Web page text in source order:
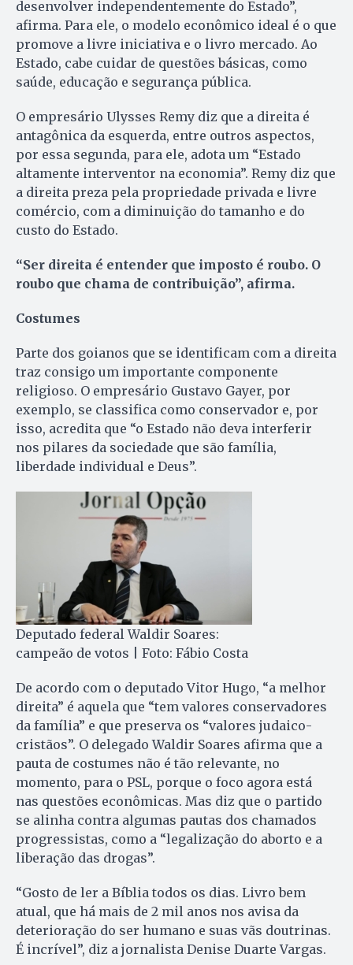
desenvolver independentemente do Estado”,
afirma. Para ele, o modelo econômico ideal é o que
promove a livre iniciativa e o livro mercado. Ao
Estado, cabe cuidar de questões básicas, como
saúde, educação e segurança pública.
O empresário Ulysses Remy diz que a direita é
antagônica da esquerda, entre outros aspectos,
por essa segunda, para ele, adota um “Estado
altamente interventor na economia”. Remy diz que
a direita preza pela propriedade privada e livre
comércio, com a diminuição do tamanho e do
custo do Estado.
“Ser direita é entender que imposto é roubo. O
roubo que chama de contribuição”, afirma.
Costumes
Parte dos goianos que se identificam com a direita
traz consigo um importante componente
religioso. O empresário Gustavo Gayer, por
exemplo, se classifica como conservador e, por
isso, acredita que “o Estado não deva interferir
nos pilares da sociedade que são família,
liberdade individual e Deus”.
Deputado federal Waldir Soares:
campeão de votos | Foto: Fábio Costa
De acordo com o deputado Vitor Hugo, “a melhor
direita” é aquela que “tem valores conservadores
da família” e que preserva os “valores judaico-
cristãos”. O delegado Waldir Soares afirma que a
pauta de costumes não é tão relevante, no
momento, para o PSL, porque o foco agora está
nas questões econômicas. Mas diz que o partido
se alinha contra algumas pautas dos chamados
progressistas, como a “legalização do aborto e a
liberação das drogas”.
“Gosto de ler a Bíblia todos os dias. Livro bem
atual, que há mais de 2 mil anos nos avisa da
deterioração do ser humano e suas vãs doutrinas.
É incrível”, diz a jornalista Denise Duarte Vargas.